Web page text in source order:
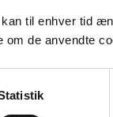
til enhver tid
de anvendte